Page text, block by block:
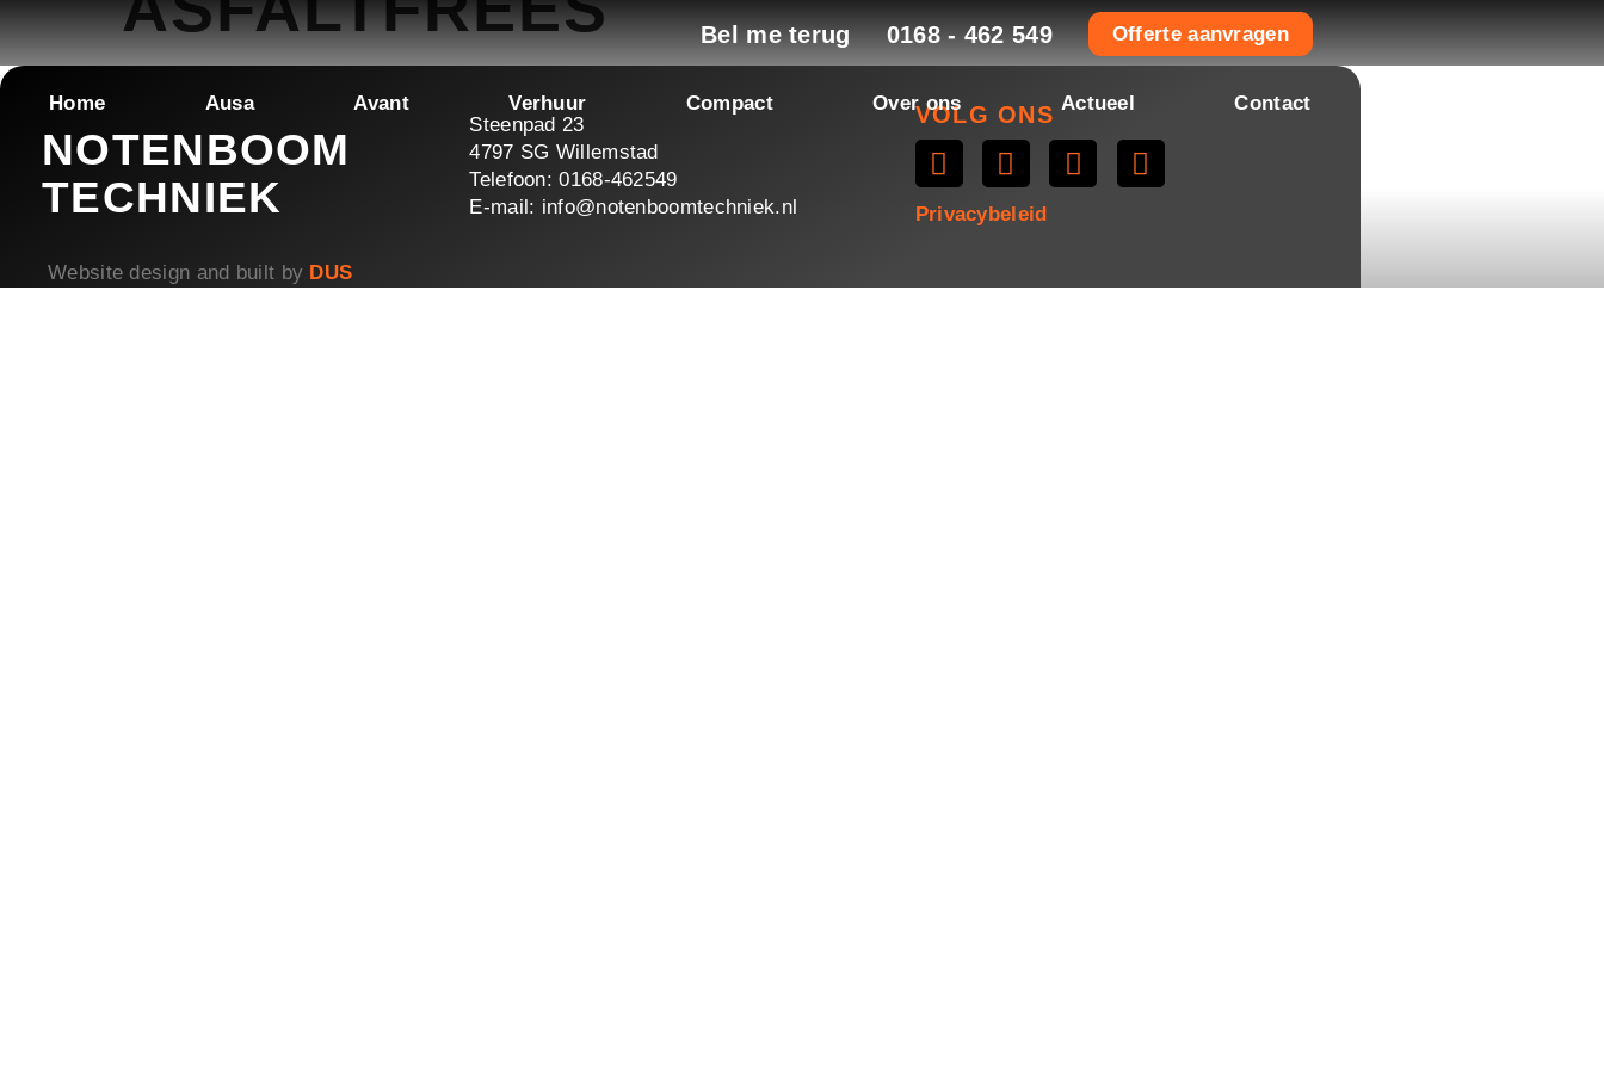
Bel me terug 0168 - 462 549 Offerte aanvragen
Home Ausa Avant Verhuur Compact Over ons Actueel Contact
NOTENBOOM
TECHNIEK
Steenpad 23
4797 SG Willemstad
Telefoon: 0168-462549
E-mail: info@notenboomtechniek.nl
VOLG ONS
Privacybeleid
Website design and built by DUS